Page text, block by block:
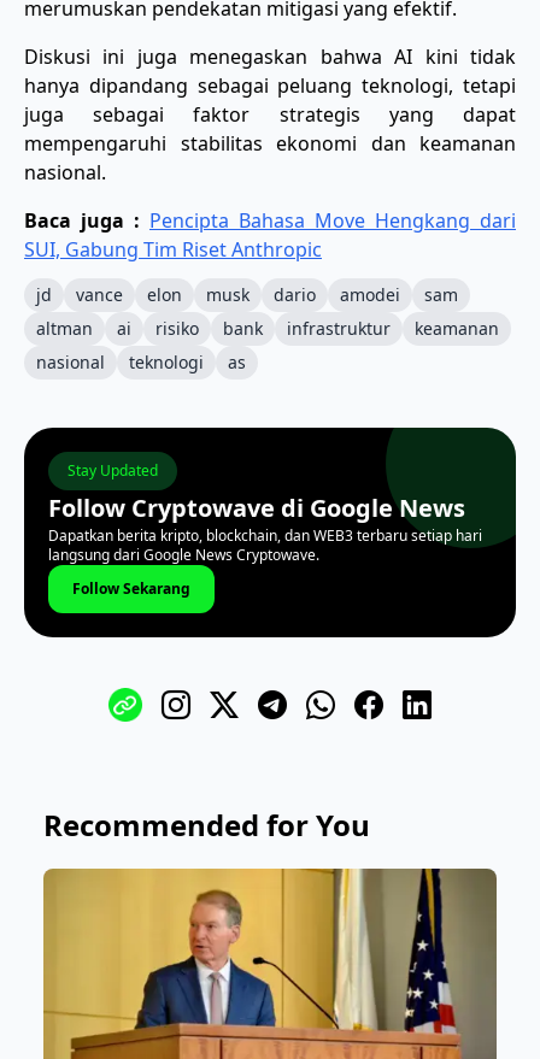
merumuskan pendekatan mitigasi yang efektif.
Diskusi ini juga menegaskan bahwa AI kini tidak
hanya dipandang sebagai peluang teknologi, tetapi
juga sebagai faktor strategis yang dapat
mempengaruhi stabilitas ekonomi dan keamanan
nasional.
Baca juga : Pencipta Bahasa Move Hengkang dari
SUI, Gabung Tim Riset Anthropic
jd vance elon musk dario amodei
sam
altman
ai risiko bank infrastruktur
keamanan
nasional
teknologi as
Stay Updated
Follow Cryptowave di Google News
Dapatkan berita kripto, blockchain, dan WEB3 terbaru setiap hari
langsung dari Google News Cryptowave.
Follow Sekarang
Recommended for You